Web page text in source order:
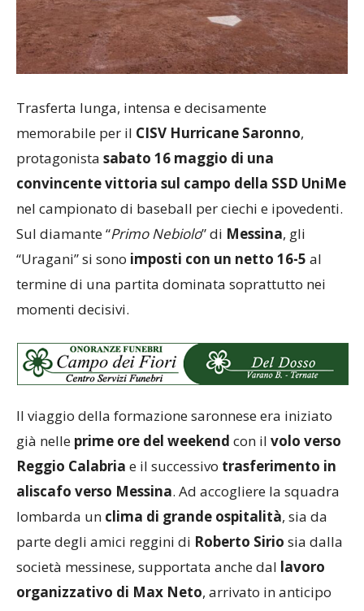
Trasferta lunga, intensa e decisamente
memorabile per il CISV Hurricane Saronno,
protagonista sabato 16 maggio di una
convincente vittoria sul campo della SSD UniMe
nel campionato di baseball per ciechi e ipovedenti.
Sul diamante “Primo Nebiolo” di Messina, gli
“Uragani” si sono imposti con un netto 16-5 al
termine di una partita dominata soprattutto nei
momenti decisivi.
Il viaggio della formazione saronnese era iniziato
già nelle
prime ore del weekend
Reggio Calabria
. Ad accogliere la squadra
clima di grande ospitalità
parte degli amici reggini di
società messinese, supportata anche dal
organizzativo di Max Neto
, arrivato in anticipo